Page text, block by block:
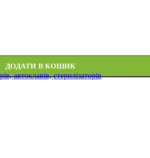
автоклавів, стерилізаторів
ДОДАТИ В КОШИК